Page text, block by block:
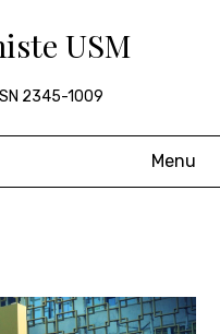
USM
2345-1009
Menu